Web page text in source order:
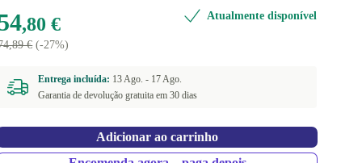
,80 €
€(-27%)
Atualmente disponível
Entrega incluída: 13 Ago. - 17 Ago.
Garantia de devolução gratuita em 30 dias
Adicionar ao carrinho